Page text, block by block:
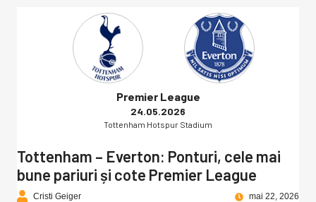
Premier League
24.05.2026
Tottenham Hotspur Stadium
Tottenham – Everton: Ponturi, cele mai
bune pariuri și cote Premier League
Cristi Geiger mai 22, 2026